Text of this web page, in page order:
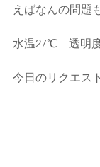
えばなんの問題
水温27℃　透明
今日のリクエス